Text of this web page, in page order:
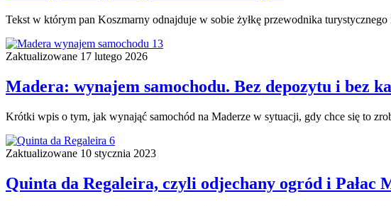
Tekst w którym pan Koszmarny odnajduje w sobie żyłkę przewodnika
13
Zaktualizowane 17 lutego 2026
Madera: wynajem samochodu. Bez depozytu i bez
Krótki wpis o tym, jak wynająć samochód na Maderze w sytuacji, gdy chce się to
6
Zaktualizowane 10 stycznia 2023
Quinta da Regaleira, czyli odjechany ogród i Pałac